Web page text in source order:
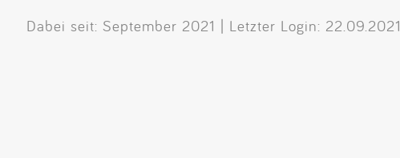
Dabei seit: September 2021 | Letzter Login: 22.09.2021